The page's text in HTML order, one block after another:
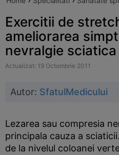
Exercitii de
ameliorarea
nevralgie sciatica
Actualizat: 19 Octombrie 2011
Autor: SfatulMedicului
Lezarea sau compresia
principala cauza a
de la nivelul coloanei